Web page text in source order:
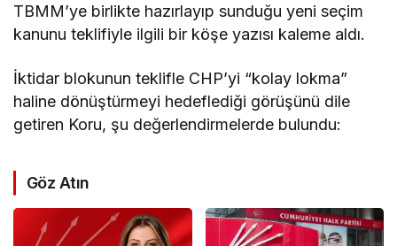
TBMM’ye birlikte hazırlayıp sunduğu yeni seçim
kanunu teklifiyle ilgili bir köşe yazısı kaleme aldı.
İktidar blokunun teklifle CHP’yi “kolay lokma”
haline dönüştürmeyi hedeflediği görüşünü dile
getiren Koru, şu değerlendirmelerde bulundu:
Göz Atın